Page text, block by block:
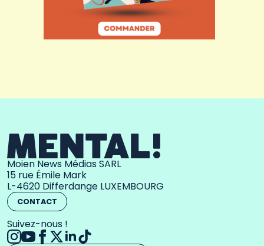
Moien News Médias SARL
15 rue Émile Mark
L-4620 Differdange LUXEMBOURG
CONTACT
Suivez-nous !